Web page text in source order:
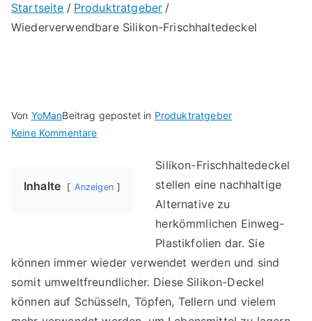
Startseite
Produktratgeber
Wiederverwendbare Silikon-Frischhaltedeckel
Von YoManBeitrag gepostet in Produktratgeber
Keine Kommentarefür
Frischhaltedeckel
Inhalte Anzeigen
Silikon-Frischhaltedeckel
stellen eine nachhaltige
Alternative zu
herkömmlichen Einweg-
Plastikfolien dar. Sie
können immer wieder verwendet werden und sind
somit umweltfreundlicher. Diese Silikon-Deckel
können auf Schüsseln, Töpfen, Tellern und vielem